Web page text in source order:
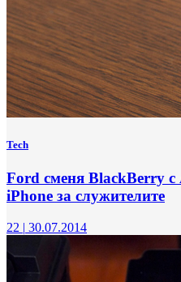
Tech
Ford сменя BlackBerry с
iPhone за служителите
22 | 30.07.2014